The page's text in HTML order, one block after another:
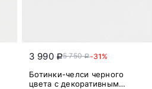
3 990 a5 750a-31%
Ботинки-челси черного
цвета с декоративным